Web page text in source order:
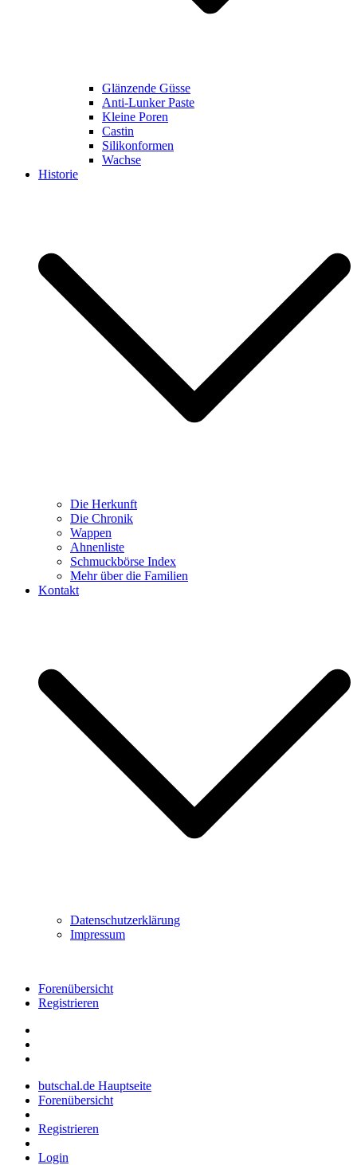
Glänzende Güsse
Anti-Lunker Paste
Kleine Poren
Castin
Silikonformen
Wachse
Historie
Die Herkunft
Die Chronik
Wappen
Ahnenliste
Schmuckbörse Index
Mehr über die Familien
Kontakt
Datenschutzerklärung
Impressum
Forenübersicht
Registrieren
butschal.de Hauptseite
Forenübersicht
Registrieren
Login